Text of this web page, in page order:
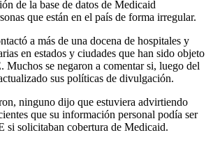
de la base de datos de Medicaid
que están en el país de forma irregular.
a más de una docena de hospitales y
en estados y ciudades que han sido objeto
Muchos se negaron a comentar si, luego del
sus políticas de divulgación.
ninguno dijo que estuviera advirtiendo
que su información personal podía ser
si solicitaban cobertura de Medicaid.